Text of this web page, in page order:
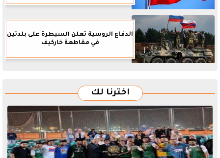
الدفاع الروسية تعلن السيطرة على بلدتين
في مقاطعة خاركيف
اخترنا لك